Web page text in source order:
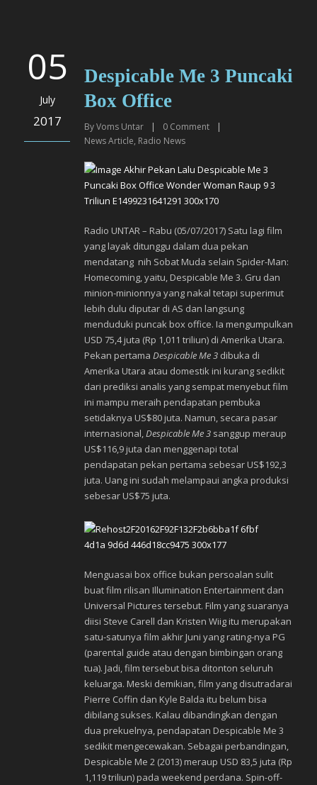
05
July
2017
Despicable Me 3 Puncaki
Box Office
ByVoms Untar | 0 Comment
|
News Article, Radio News
Radio UNTAR – Rabu (05/07/2017) Satu lagi film
yang layak ditunggu dalam dua pekan
mendatang nih Sobat Muda selain Spider-Man:
Homecoming, yaitu, Despicable Me 3. Gru dan
minion-minionnya yang nakal tetapi superimut
lebih dulu diputar di AS dan langsung
menduduki puncak box office. Ia mengumpulkan
USD 75,4 juta (Rp 1,011 triliun) di Amerika Utara.
Pekan pertama Despicable Me 3 dibuka di
Amerika Utara atau domestik ini kurang sedikit
dari prediksi analis yang sempat menyebut film
ini mampu meraih pendapatan pembuka
setidaknya US$80 juta. Namun, secara pasar
internasional,Despicable Me 3 sanggup meraup
US$116,9 juta dan menggenapi total
pendapatan pekan pertama sebesar US$192,3
juta. Uang ini sudah melampaui angka produksi
sebesar US$75 juta.
Menguasai box office bukan persoalan sulit
buat film rilisan Illumination Entertainment dan
Universal Pictures tersebut. Film yang suaranya
diisi Steve Carell dan Kristen Wiig itu merupakan
satu-satunya film akhir Juni yang rating-nya PG
(parental guide atau dengan bimbingan orang
tua). Jadi, film tersebut bisa ditonton seluruh
keluarga. Meski demikian, film yang disutradarai
Pierre Coffin dan Kyle Balda itu belum bisa
dibilang sukses. Kalau dibandingkan dengan
dua prekuelnya, pendapatan Despicable Me 3
sedikit mengecewakan. Sebagai perbandingan,
Despicable Me 2 (2013) meraup USD 83,5 juta (Rp
1,119 triliun) pada weekend perdana. Spin-off-